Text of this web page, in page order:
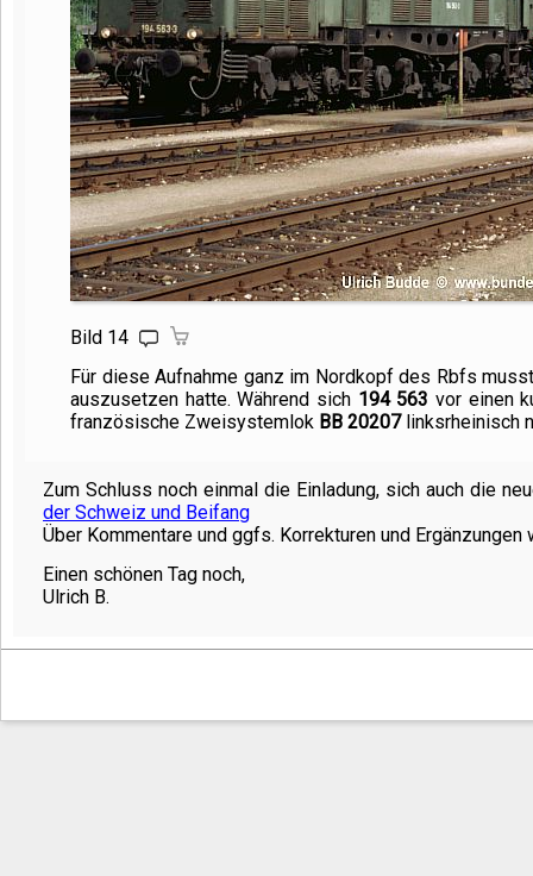
Bild 14
Für diese Aufnahme ganz im Nordkopf des Rbfs
auszusetzen hatte. Während sich 194 563 vor einen
französische Zweisystemlok BB 20207linksrheinisch
Zum Schluss noch einmal die Einladung, sich auch die
der Schweiz und Beifang
Über Kommentare und ggfs. Korrekturen und Ergänzungen
Einen schönen Tag noch,
Ulrich B.